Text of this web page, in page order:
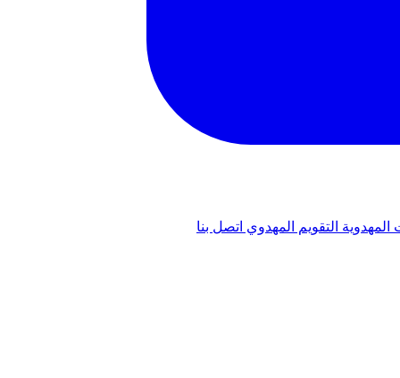
المهدوية التقويم المهدوي اتصل بنا